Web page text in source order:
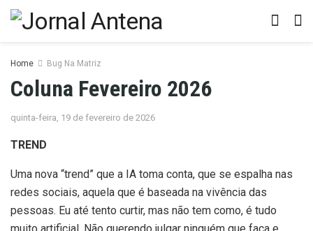
Home Bug Na Matriz
Coluna Fevereiro 2026
quinta-feira, 19 de fevereiro de 2026
TREND
Uma nova “trend” que a IA toma conta, que se espalha nas
redes sociais, aquela que é baseada na vivência das
pessoas. Eu até tento curtir, mas não tem como, é tudo